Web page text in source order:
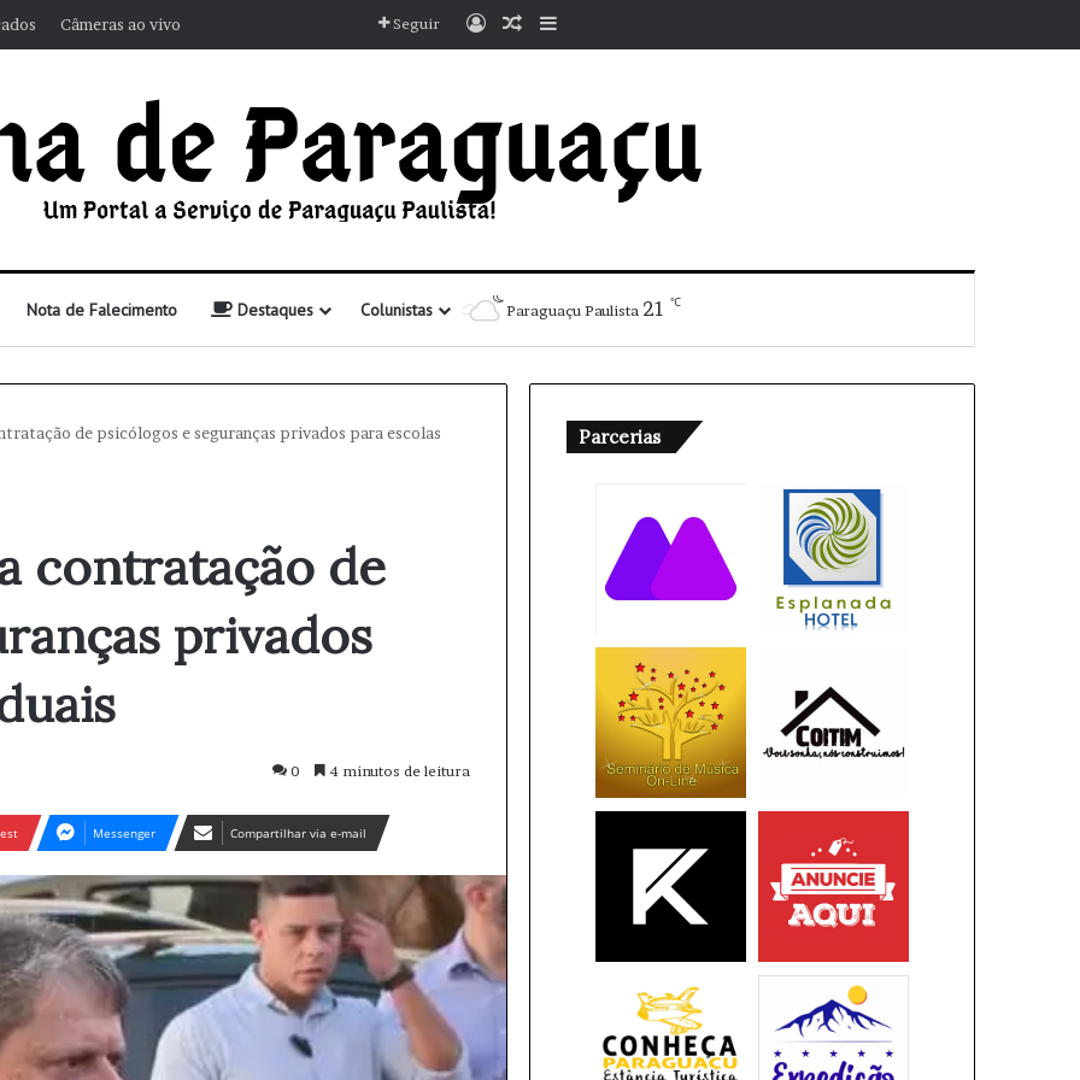
Câmeras ao vivo Seguir EntrarArtigo aleatório
Nota de Falecimento Destaques Colunistas Paraguaçu Paulista 21 ℃
de psicólogos e seguranças privados para escolas
contratação de
privados
0 4 minutos de leitura
Messenger Compartilhar via e-mail
Parcerias